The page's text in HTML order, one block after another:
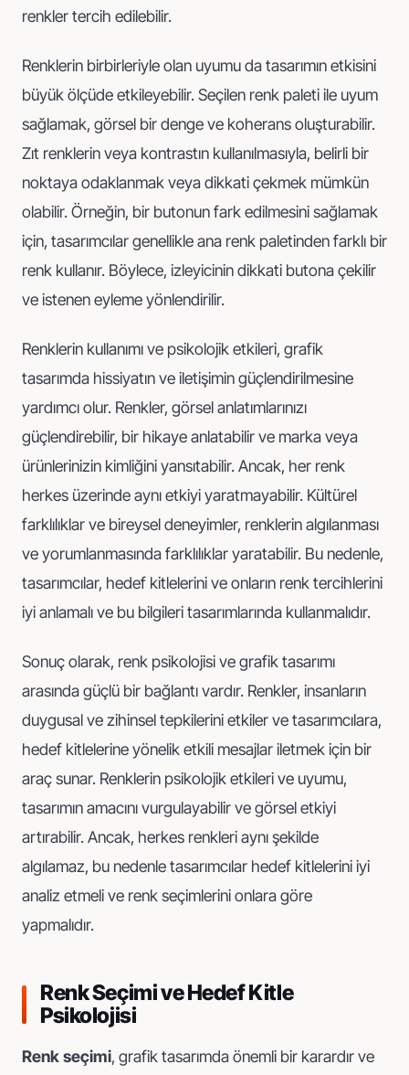
renkler tercih edilebilir.
Renklerin birbirleriyle olan uyumu da tasarımın etkisini
büyük ölçüde etkileyebilir. Seçilen renk paleti ile uyum
sağlamak, görsel bir denge ve koherans oluşturabilir.
Zıt renklerin veya kontrastın kullanılmasıyla, belirli bir
noktaya odaklanmak veya dikkati çekmek mümkün
olabilir. Örneğin, bir butonun fark edilmesini sağlamak
için, tasarımcılar genellikle ana renk paletinden farklı bir
renk kullanır. Böylece, izleyicinin dikkati butona çekilir
ve istenen eyleme yönlendirilir.
Renklerin kullanımı ve psikolojik etkileri, grafik
tasarımda hissiyatın ve iletişimin güçlendirilmesine
yardımcı olur. Renkler, görsel anlatımlarınızı
güçlendirebilir, bir hikaye anlatabilir ve marka veya
ürünlerinizin kimliğini yansıtabilir. Ancak, her renk
herkes üzerinde aynı etkiyi yaratmayabilir. Kültürel
farklılıklar ve bireysel deneyimler, renklerin algılanması
ve yorumlanmasında farklılıklar yaratabilir. Bu nedenle,
tasarımcılar, hedef kitlelerini ve onların renk tercihlerini
iyi anlamalı ve bu bilgileri tasarımlarında kullanmalıdır.
Sonuç olarak, renk psikolojisi ve grafik tasarımı
arasında güçlü bir bağlantı vardır. Renkler, insanların
duygusal ve zihinsel tepkilerini etkiler ve tasarımcılara,
hedef kitlelerine yönelik etkili mesajlar iletmek için bir
araç sunar. Renklerin psikolojik etkileri ve uyumu,
tasarımın amacını vurgulayabilir ve görsel etkiyi
artırabilir. Ancak, herkes renkleri aynı şekilde
algılamaz, bu nedenle tasarımcılar hedef kitlelerini iyi
analiz etmeli ve renk seçimlerini onlara göre
yapmalıdır.
Renk Seçimi ve Hedef Kitle
Psikolojisi
Renk seçimi, grafik tasarımda önemli bir karardır ve